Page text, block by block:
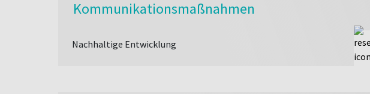
Kommunikationsmaßnahmen
Nachhaltige Entwicklung